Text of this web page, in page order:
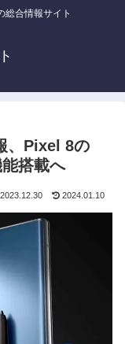
総合情報サイト
、Pixel 8の
能搭載へ
2023.12.30 2024.01.10